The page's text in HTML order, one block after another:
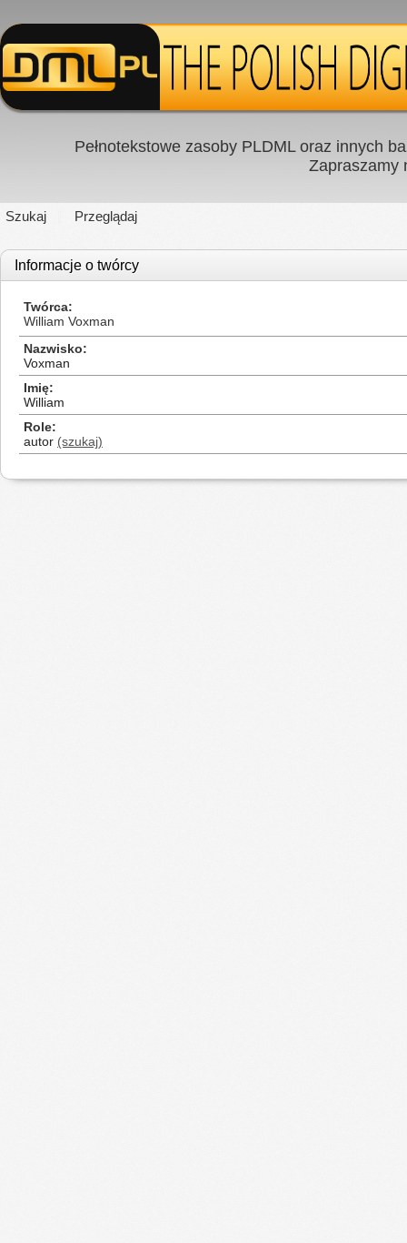
Pełnotekstowe zasoby PLDML oraz innych
Zapraszamy
Szukaj Przeglądaj
Informacje o twórcy
Twórca
William Voxman
Nazwisko
Voxman
Imię
William
Role
autor (szukaj)